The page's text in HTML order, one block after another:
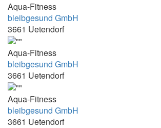
15.30 - 17.30 h
15.30 - 18.00
15.30 - 19.00 / Samstag 9.00 -
15.45 - 17.15
15:00 - 16:45
15:00 - 19:15
Aqua-Fitness
bleibgesund GmbH
3661 Uetendorf
Aqua-Fitness
bleibgesund GmbH
3661 Uetendorf
Aqua-Fitness
bleibgesund GmbH
3661 Uetendorf